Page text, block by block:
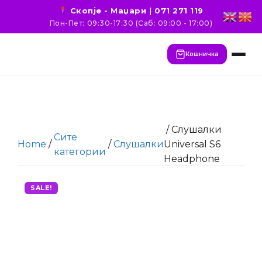
Скопје - Маџари | 071 271 119
Пон-Пет: 09:30-17:30 (Саб: 09:00 - 17:00)
Кошничка
Home /
Сите
категории
/Слушалки
/ Слушалки
Universal S6
Headphone
SALE!